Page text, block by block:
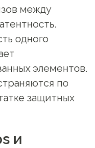
между
одного
элементов.
по
защитных
и